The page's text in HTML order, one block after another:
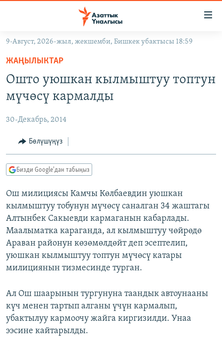
Навигацияга
өтүңүз
Издөөгө
салыңызКЫРГЫЗСТАН
ЭКОНОМИКА
МАДАНИЯТ
БОРБОР АЗИЯ
УКРАИНА
АТАЙЫН ИЛИКТӨӨ
ТВ ПРОГРАММАЛАР
ЭКСПЕРТТЕР ТАЛДАЙТ
БИЗ ЖАНА ДҮЙНӨ
ДАНИСТЕ
ЭЖЕ-СИҢДИЛЕР
АЗАТТЫК+
ЫҢГАЙСЫЗ СУРООЛОР
ӨЗГӨЧӨ ПИКИР
Русский
ОНЛАЙН ШЕРИНЕ
ЭЕ/АРнун бардык сайттары
9-Август, 2026-жыл, жекшемби, Бишкек убактысы 18:59
ЖАҢЫЛЫКТАР
Ошто уюшкан кылмыштуу топтун
мүчөсү кармалды
30-Декабрь, 2014
Бөлүшүңүз
Бизди Google'дан табыңыз
Ош милициясы Камчы Көлбаевдин уюшкан
кылмыштуу тобунун мүчөсү саналган 34 жаштагы
Алтынбек Сакыевди кармаганын кабарлады.
Маалыматка караганда, ал кылмыштуу чөйрөдө
Араван районун көзөмөлдөйт деп эсептелип,
уюшкан кылмыштуу топтун мүчөсү катары
милициянын тизмесинде турган.
Ал Ош шаарынын тургунуна таандык автоунааны
күч менен тартып алганы үчүн кармалып,
убактылуу кармоочу жайга киргизилди. Унаа
ээсине кайтарылды.